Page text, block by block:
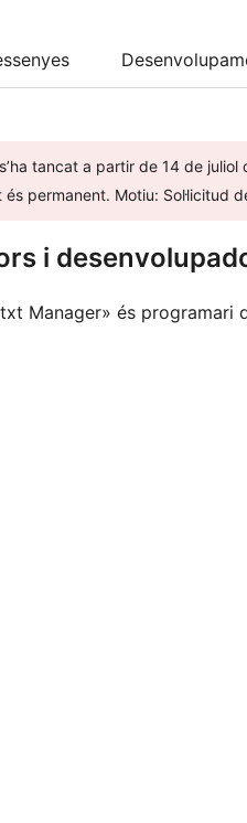
tancat a partir de 14 de
permanent. Motiu: Sol·licitud
i
Manager» és programari